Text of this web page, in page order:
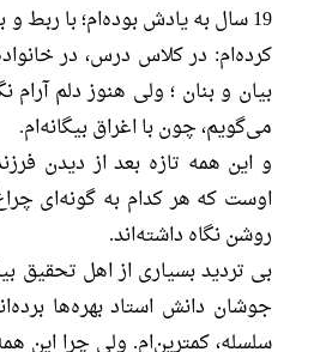
19 سال به یادش بوده‌ام؛ با ربط
کرده‌ام: در کلاس درس، در
بیان و بنان ؛ ولی هنوز دلم
می‌گویم، چون با اغراق بیگانه‌ام.
و این همه تازه بعد از دیدن
اوست که هر کدام به گونه‌ای
روشن نگاه داشته‌اند.
بی تردید بسیاری از اهل تحقیق
جوشان دانش استاد بهره‌ها
سلسله، کمترین‌ام. ولی چرا این